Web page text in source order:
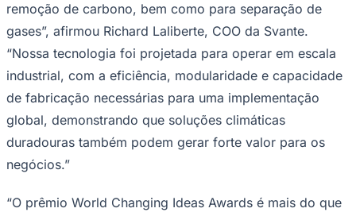
Goiás
remoção de carbono, bem como para separação de
gases”, afirmou Richard Laliberte, COO da Svante.
“Nossa tecnologia foi projetada para operar em escala
industrial, com a eficiência, modularidade e capacidade
de fabricação necessárias para uma implementação
global, demonstrando que soluções climáticas
duradouras também podem gerar forte valor para os
negócios.”
“O prêmio World Changing Ideas Awards é mais do que